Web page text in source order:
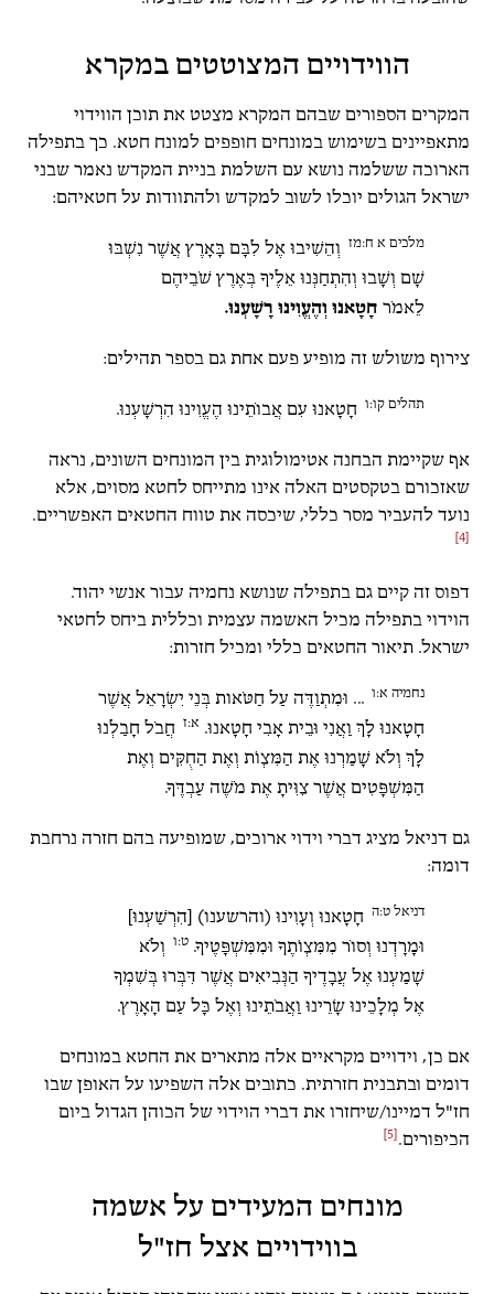
הווידויים המצוטטים במקרא
המקרים הספורים שבהם המקרא מצטט את תוכן הווידוי
מתאפיינים בשימוש במונחים חופפים למונח חטא. כך בתפילה
הארוכה ששלמה נושא עם השלמת בניית המקדש נאמר שבני
ישראל הגולים יוכלו לשוב למקדש ולהתוודות על חטאיהם:
מלכים א ח:מז וְהֵשִׁיבוּ אֶל לִבָּם בָּאָרֶץ אֲשֶׁר נִשְׁבּוּ
שָׁם וְשָׁבוּ וְהִתְחַנְּנוּ אֵלֶיךָ בְּאֶרֶץ שֹׁבֵיהֶם
לֵאמֹר חָטָאנוּ וְהֶעֱוִינוּ רָשָׁעְנוּ.
צירוף משולש זה מופיע פעם אחת גם בספר תהילים:
תהלים קו:ו חָטָאנוּ עִם אֲבוֹתֵינוּ הֶעֱוִינוּ הִרְשָׁעְנוּ.
אף שקיימת הבחנה אטימולוגית בין המונחים השונים, נראה
שאזכורם בטקסטים האלה אינו מתייחס לחטא מסוים, אלא
נועד להעביר מסר כללי, שיכסה את טווח החטאים האפשריים.
[4]
דפוס זה קיים גם בתפילה שנושא נחמיה עבור אנשי יהוד.
הוידוי בתפילה מכיל האשמה עצמית וכללית ביחס לחטאי
ישראל. תיאור החטאים כללי ומכיל חזרות:
נחמיה א:ו ... וּמִתְוַדֶּה עַל חַטֹּאות בְּנֵי יִשְׂרָאֵל אֲשֶׁר
חָטָאנוּ לָךְ וַאֲנִי וּבֵית אָבִי חָטָאנוּ. א:ז חֲבֹל חָבַלְנוּ
לָךְ וְלֹא שָׁמַרְנוּ אֶת הַמִּצְו‍ֹת וְאֶת הַחֻקִּים וְאֶת
הַמִּשְׁפָּטִים אֲשֶׁר צִוִּיתָ אֶת מֹשֶׁה עַבְדֶּךָ.
גם דניאל מציג דברי וידוי ארוכים, שמופיעה בהם חזרה נרחבת
דומה:
דניאל ט:ה חָטָאנוּ וְעָוִינוּ (והרשענו) [הִרְשַׁעְנוּ]
וּמָרָדְנוּ וְסוֹר מִמִּצְו‍ֹתֶךָ וּמִמִּשְׁפָּטֶיךָ. ט:ו וְלֹא
שָׁמַעְנוּ אֶל עֲבָדֶיךָ הַנְּבִיאִים אֲשֶׁר דִּבְּרוּ בְּשִׁמְךָ
אֶל מְלָכֵינוּ שָׂרֵינוּ וַאֲבֹתֵינוּ וְאֶל כָּל עַם הָאָרֶץ.
אם כן, וידויים מקראיים אלה מתארים את החטא במונחים
דומים ובתבנית חזרתית. כתובים אלה השפיעו על האופן שבו
חז"ל דמיינו/שיחזרו את דברי הוידוי של הכוהן הגדול ביום
הכיפורים. [5]
מונחים המעידים על אשמה
בווידויים אצל חז"ל